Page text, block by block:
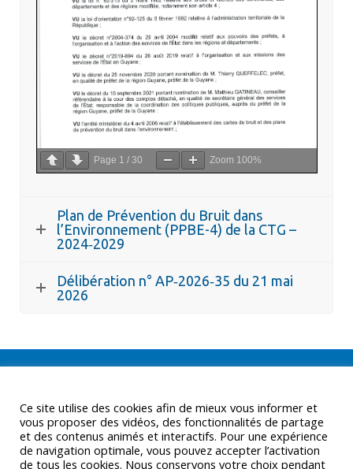
Page 1 /30 Zoom 100%
Plan de Prévention du Bruit dans
l’Environnement (PPBE-4) de la CTG –
2024‑2029
Délibération n° AP‑2026‑35 du 21 mai
2026
Ce site utilise des cookies afin de mieux vous informer et
vous proposer des vidéos, des fonctionnalités de partage
et des contenus animés et interactifs. Pour une expérience
de navigation optimale, vous pouvez accepter l’activation
de tous les cookies. Nous conservons votre choix pendant